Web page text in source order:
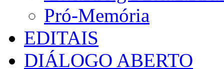
Pró-Memória
EDITAIS
DIÁLOGO ABERTO